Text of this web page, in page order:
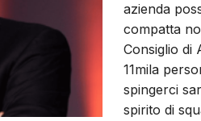
azienda
compatta
Consiglio di
11mila
spingerci
spirito di